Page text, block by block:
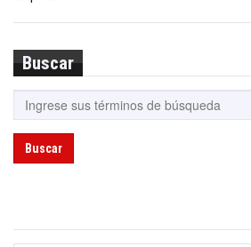
Buscar
Buscar